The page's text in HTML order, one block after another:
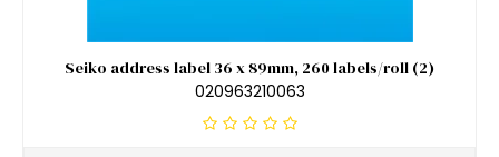
Seiko address label 36 x 89mm, 260 labels/roll (2)
020963210063